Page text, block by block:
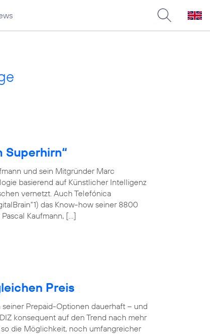
Superhirn“
und sein Mitgründer Marc
basierend auf Künstlicher Intelligenz
vernetzt. Auch Telefónica
das Know-how seiner 8800
Kaufmann, […]
Preis
seiner Prepaid-Optionen dauerhaft – und
konsequent auf den Trend nach mehr
die Möglichkeit, noch umfangreicher